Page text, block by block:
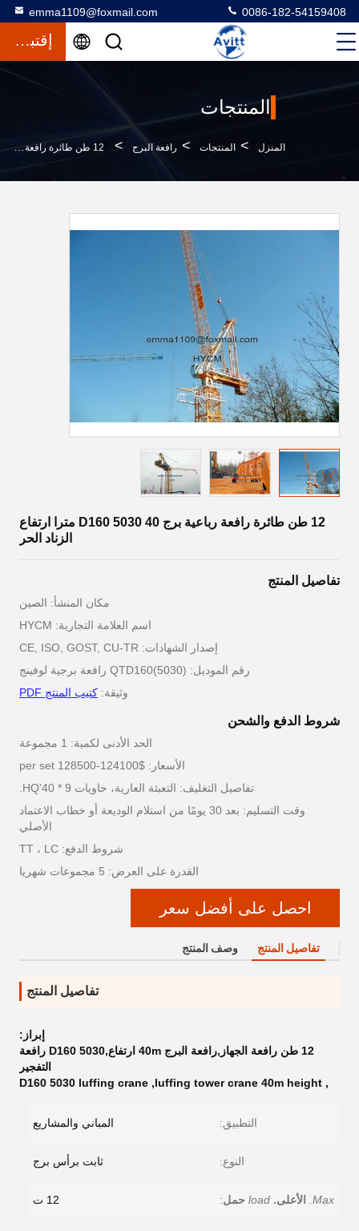
emma1109@foxmail.com 0086-182-54159408
إقتباس
المنتجات
المنزل > المنتجات > رافعة البرج > 12 طن طائرة رافعة رباعية برج D160 5030 40 مترا ارتفاع الزناد الحر
12 طن طائرة رافعة رباعية برج D160 5030 40 مترا ارتفاع
الزناد الحر
تفاصيل المنتج
مكان المنشأ: الصين
اسم العلامة التجارية: HYCM
إصدار الشهادات: CE, ISO, GOST, CU-TR
رقم الموديل: QTD160(5030) رافعة برجية لوفينج
وثيقة: كتيب المنتج PDF
شروط الدفع والشحن
الحد الأدنى لكمية: 1 مجموعة
الأسعار: $124100-128500 per set
تفاصيل التغليف: التعبئة العارية، حاويات 9 * 40'HQ.
وقت التسليم: بعد 30 يومًا من استلام الوديعة أو خطاب الاعتماد
الأصلي
شروط الدفع: TT ، LC
القدرة على العرض: 5 مجموعات شهريا
احصل على أفضل سعر
تفاصيل المنتج وصف المنتج
تفاصيل المنتج
إبراز:
12 طن رافعة الجهاز,رافعة البرج 40m ارتفاع,D160 5030 رافعة
التفجير
,
luffing tower crane 40m height
,
D160 5030 luffing crane
التطبيق: المباني والمشاريع
النوع: ثابت برأس برج
Max. الأعلى. load حمل: 12 ت